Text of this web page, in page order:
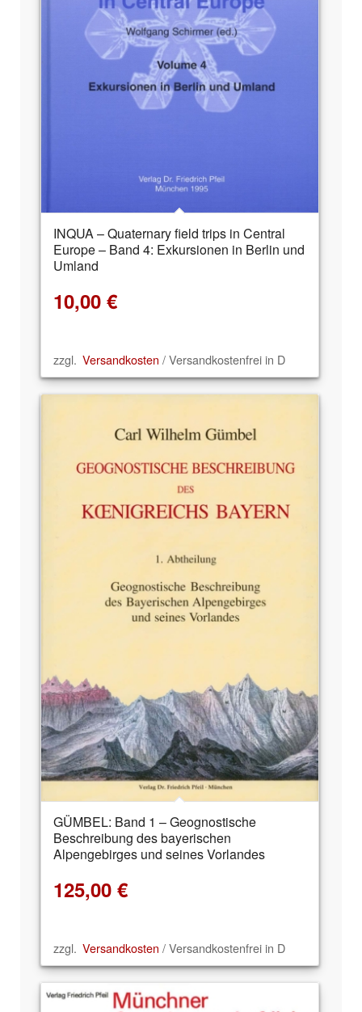
INQUA – Quaternary field trips in Central
Europe – Band 4: Exkursionen in Berlin und
Umland
10,00 €
zzgl. Versandkosten / Versandkostenfrei in D
GÜMBEL: Band 1 – Geognostische
Beschreibung des bayerischen
Alpengebirges und seines Vorlandes
125,00 €
zzgl. Versandkosten / Versandkostenfrei in D